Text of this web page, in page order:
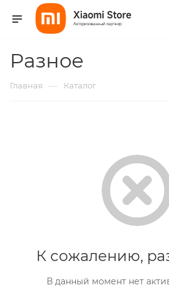
Разное
Главная — Каталог
К сожалению,
В данный момент нет